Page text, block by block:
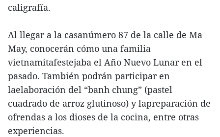
caligrafía.
Al llegar a la casanúmero 87 de la calle de Ma
May, conocerán cómo una familia
vietnamitafestejaba el Año Nuevo Lunar en el
pasado. También podrán participar en
laelaboración del “banh chung” (pastel
cuadrado de arroz glutinoso) y lapreparación de
ofrendas a los dioses de la cocina, entre otras
experiencias.